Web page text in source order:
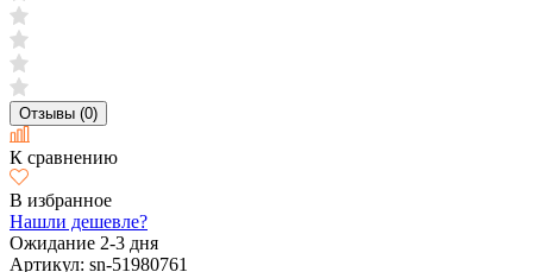
Отзывы (0)
К сравнению
В избранное
Нашли дешевле?
Ожидание 2-3 дня
Артикул: sn-51980761